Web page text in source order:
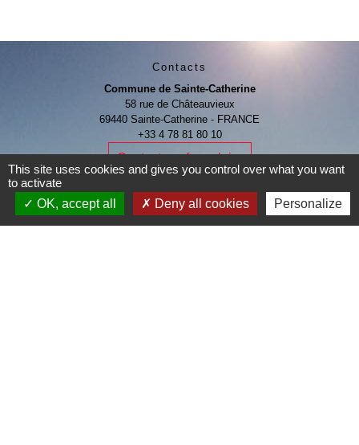
Contacts
Commune de Sainte-Catherine
58 rue de Châteauvieux
69440 Sainte-Catherine - FRANCE
+33 4 78 81 80 10
Contact par formulaire
This site uses cookies and gives you control over what you want
to activate
OK, accept all
Deny all cookies Personalize